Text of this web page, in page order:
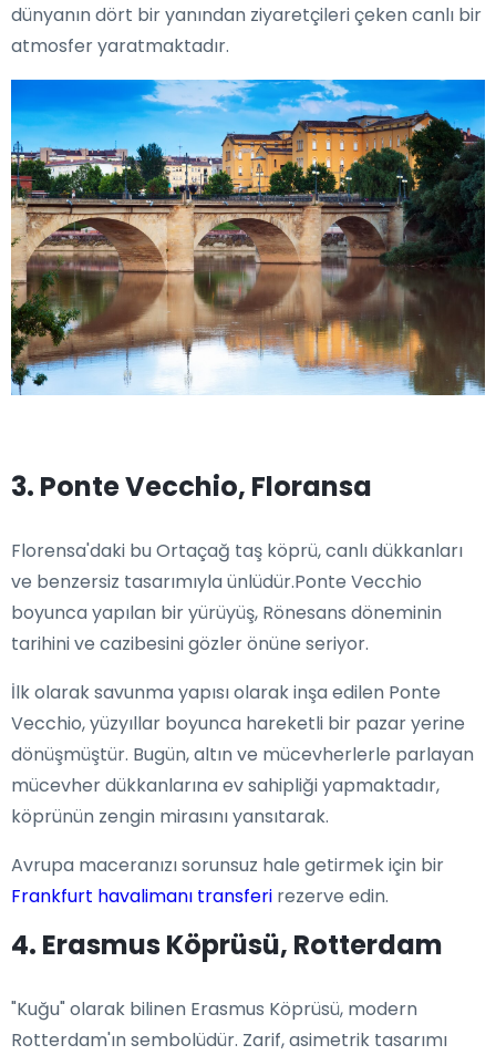
dünyanın dört bir yanından ziyaretçileri çeken canlı bir
atmosfer yaratmaktadır.
3. Ponte Vecchio, Floransa
Florensa'daki bu Ortaçağ taş köprü, canlı dükkanları
ve benzersiz tasarımıyla ünlüdür.Ponte Vecchio
boyunca yapılan bir yürüyüş, Rönesans döneminin
tarihini ve cazibesini gözler önüne seriyor.
İlk olarak savunma yapısı olarak inşa edilen Ponte
Vecchio, yüzyıllar boyunca hareketli bir pazar yerine
dönüşmüştür. Bugün, altın ve mücevherlerle parlayan
mücevher dükkanlarına ev sahipliği yapmaktadır,
köprünün zengin mirasını yansıtarak.
Avrupa maceranızı sorunsuz hale getirmek için bir
Frankfurt havalimanı transferi rezerve edin.
4. Erasmus Köprüsü, Rotterdam
"Kuğu" olarak bilinen Erasmus Köprüsü, modern
Rotterdam'ın sembolüdür. Zarif, asimetrik tasarımı